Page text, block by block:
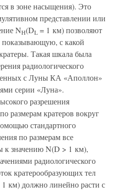
в зоне насыщения). Это
представлении или
NH(DL = 1 км) позволяют
с какой
Такая шкала была
радиологического
с Луны КА «Аполлон»
серии «Луна».
разрешения
размерам кратеров вокруг
стандартного
по размерам все
к значению N(D > 1 км),
радиологического
кратерообразующих тел
км) должно линейно расти с